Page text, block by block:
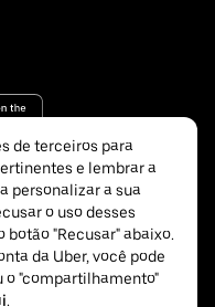
de terceiros para
e lembrar a
personalizar a sua
o uso desses
botão "Recusar" abaixo.
da Uber, você pode
o "compartilhamento"
.